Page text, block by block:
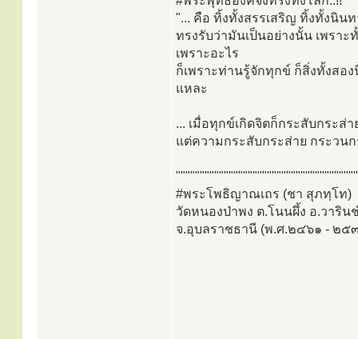
"... คือ ทิ้งทั้งสรรเสริญ ทิ้งทั้งนิน
ทรงรับว่ามันเป็นอย่างนั้น เพรา
เพราะอะไร
ก็เพราะท่านรู้จักทุกข์ ก็สิ่งทั้งสอ
แหละ
... เมื่อทุกข์เกิดจิตก็กระสับกระส่
แต่ความกระสับกระส่าย กระวน
#พระโพธิญาณเถร (ชา สุภทฺโท)
วัดหนองป่าพง ต.โนนผึ้ง อ.วาริน
จ.อุบลราชธานี (พ.ศ.๒๔๖๑ - ๒๕